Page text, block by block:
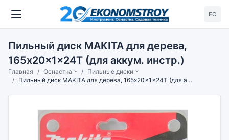
ЕС
Пильный диск MAKITA для дерева,
165x20x1x24T (для аккум. инстр.)
Главная Оснастка
Пильные диски
Пильный диск MAKITA для дерева, 165x20x1x24T (для аккум. инстр.)